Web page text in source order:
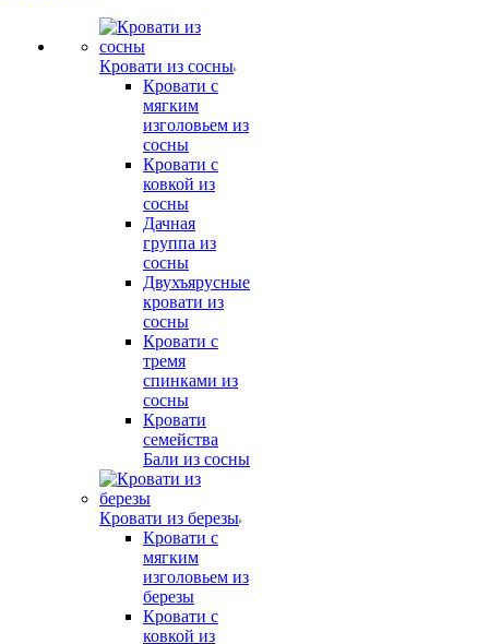
Кровати из сосны
Кровати с
мягким
изголовьем из
сосны
Кровати с
ковкой из
сосны
Дачная
группа из
сосны
Двухъярусные
кровати из
сосны
Кровати с
тремя
спинками из
сосны
Кровати
семейства
Бали из сосны
Кровати из березы
Кровати с
мягким
изголовьем из
березы
Кровати с
ковкой из